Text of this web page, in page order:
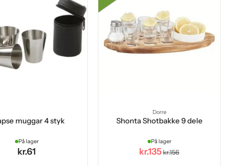
muggar 4 styk
På lager
kr.61
Dorre
Shonta Shotbakke 9 dele
På lager
kr.135 kr.156